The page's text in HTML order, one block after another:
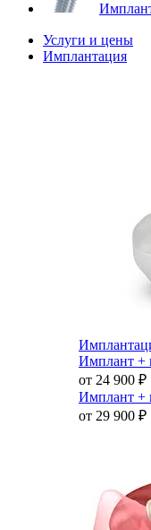
Услуги и цены
Имплантация
Имплант +
от 24 900 ₽
Имплант +
от 29 900 ₽